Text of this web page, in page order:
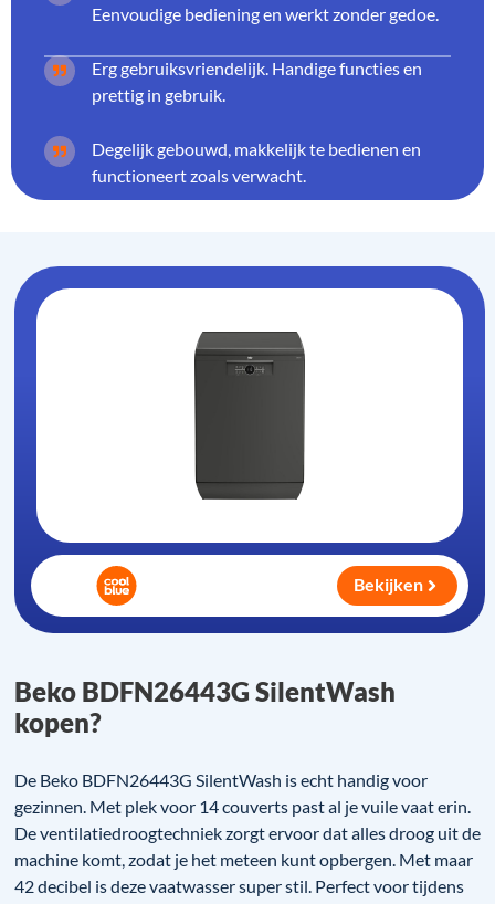
Eenvoudige bediening en werkt zonder gedoe.
Erg gebruiksvriendelijk. Handige functies en
prettig in gebruik.
Degelijk gebouwd, makkelijk te bedienen en
functioneert zoals verwacht.
Beko BDFN26443G SilentWash
kopen?
De Beko BDFN26443G SilentWash is echt handig voor
gezinnen. Met plek voor 14 couverts past al je vuile vaat erin.
De ventilatiedroogtechniek zorgt ervoor dat alles droog uit de
machine komt, zodat je het meteen kunt opbergen. Met maar
42 decibel is deze vaatwasser super stil. Perfect voor tijdens
Bekijken